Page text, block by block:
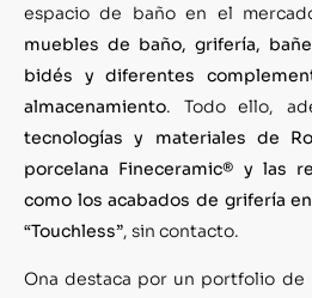
espacio de baño en el
muebles de baño, grifería,
bidés y diferentes
almacenamiento. Todo ello,
tecnologías y materiales de
porcelana Fineceramic® y las
como los acabados de grifería
“Touchless”, sin contacto.
Ona destaca por un portfolio de